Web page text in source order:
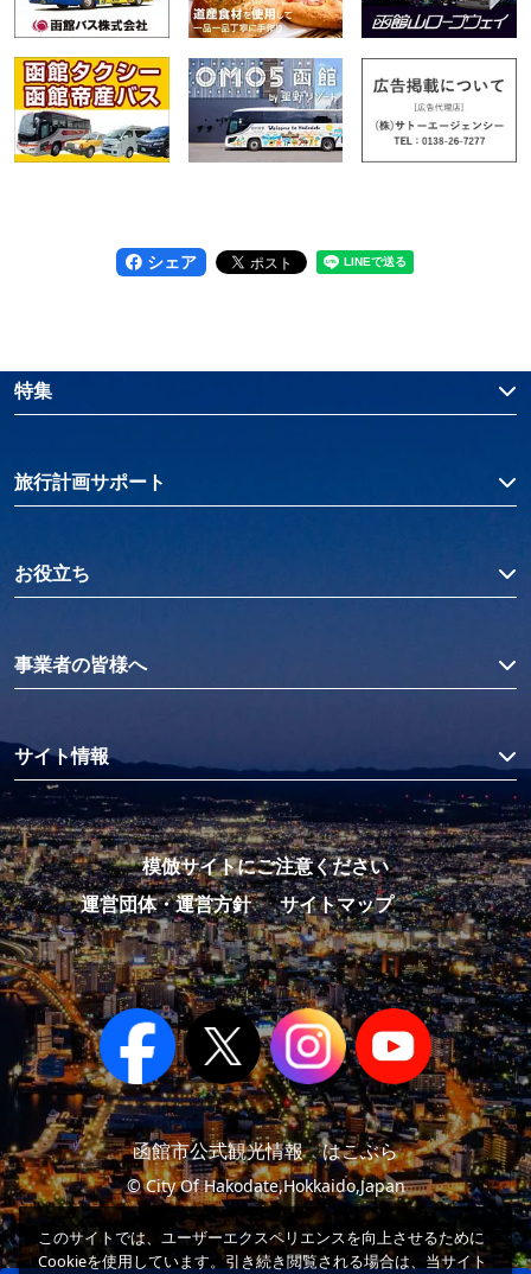
シェア
特集
旅行計画サポート
お役立ち
事業者の皆様へ
サイト情報
模倣サイトにご注意ください
運営団体・運営方針
サイトマップ
函館市公式観光情報 はこぶら
© City Of Hakodate,Hokkaido,Japan
このサイトでは、ユーザーエクスペリエンスを向上させるために
Cookieを使用しています。引き続き閲覧される場合は、当サイト